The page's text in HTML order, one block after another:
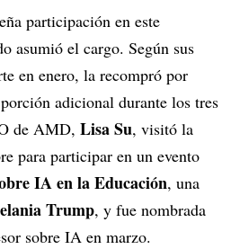
participación en este
asumió el cargo. Según sus
en enero, la recompró por
adicional durante los tres
de AMD, Lisa Su, visitó la
para participar en un evento
IA en la Educación, una
Trump, y fue nombrada
sobre IA en marzo.